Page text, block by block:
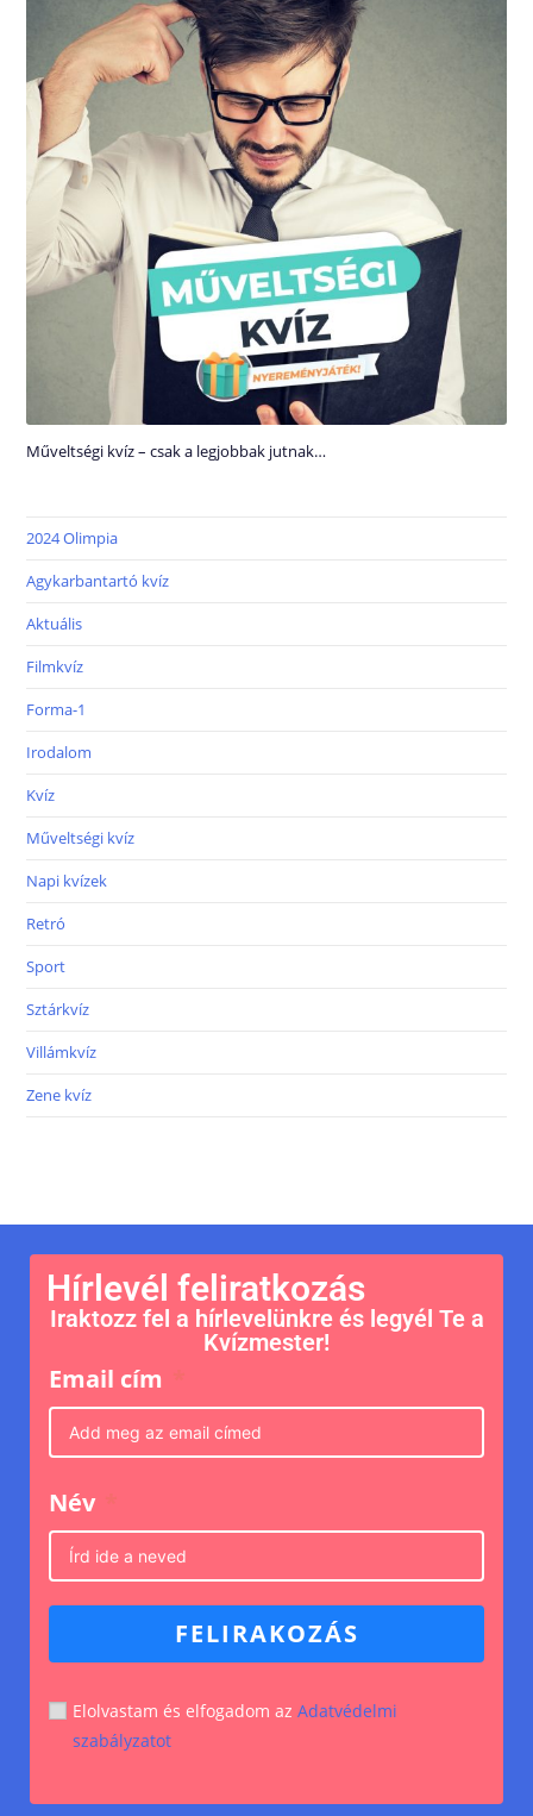
Műveltségi kvíz – csak a legjobbak jutnak…
2024 Olimpia
Agykarbantartó kvíz
Aktuális
Filmkvíz
Forma-1
Irodalom
Kvíz
Műveltségi kvíz
Napi kvízek
Retró
Sport
Sztárkvíz
Villámkvíz
Zene kvíz
Hírlevél feliratkozás
Iraktozz fel a hírlevelünkre és legyél Te a
Kvízmester!
Email cím
Név
FELIRAKOZÁS
Elolvastam és elfogadom az Adatvédelmi
szabályzatot